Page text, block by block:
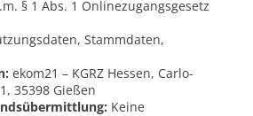
§ 1 Abs. 1 Onlinezugangsgesetz
Stammdaten,
ekom21 – KGRZ Hessen, Carlo-
35398 Gießen
Keine